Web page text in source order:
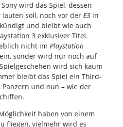
wird das Spiel, dessen
lauten soll, noch vor der E3 in
und bleibt wie auch
3 exklusiver Titel.
nicht im Playstation
sonder wird nur noch auf
wird sich kaum
bleibt das Spiel ein Third-
Panzern und nun – wie der
haben von einem
fliegen, vielmehr wird es